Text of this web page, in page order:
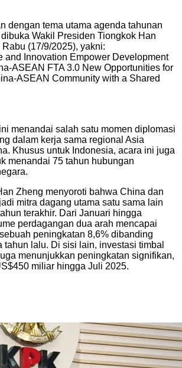
dengan tema utama agenda tahunan
Wakil Presiden Tiongkok Han
(17/9/2025), yakni:
and Innovation Empower Development
ASEAN FTA 3.0 New Opportunities for
ASEAN Community with a Shared
menandai salah satu momen diplomasi
dalam kerja sama regional Asia
Khusus untuk Indonesia, acara ini juga
menandai 75 tahun hubungan
Zheng menyoroti bahwa China dan
mitra dagang utama satu sama lain
terakhir. Dari Januari hingga
perdagangan dua arah mencapai
peningkatan 8,6% dibanding
tahun lalu. Di sisi lain, investasi timbal
menunjukkan peningkatan signifikan,
miliar hingga Juli 2025.